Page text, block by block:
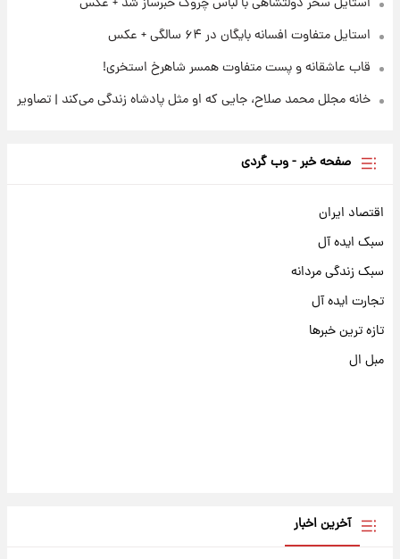
استایل متفاوت افسانه بایگان در ۶۴ سالگی + عکس
قاب عاشقانه و پست متفاوت همسر شاهرخ استخری!
خانه مجلل محمد صلاح، جایی که او مثل پادشاه زندگی می‌کند | تصاویر
صفحه خبر - وب گردی
اقتصاد ایران
سبک ایده آل
سبک زندگی مردانه
تجارت ایده آل
تازه ترین خبرها
مبل ال
آخرین اخبار